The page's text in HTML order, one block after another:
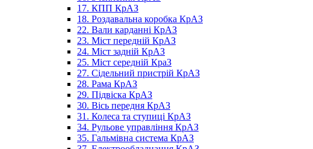
17. КПП КрАЗ
18. Роздавальна коробка КрАЗ
22. Вали карданні КрАЗ
23. Міст передній КрАЗ
24. Міст задній КрАЗ
25. Міст середній КраЗ
27. Сідельний пристрій КрАЗ
28. Рама КрАЗ
29. Підвіска КрАЗ
30. Вісь передня КрАЗ
31. Колеса та ступиці КрАЗ
34. Рульове управління КрАЗ
35. Гальмівна система КрАЗ